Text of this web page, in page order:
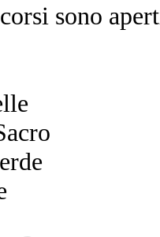
sono